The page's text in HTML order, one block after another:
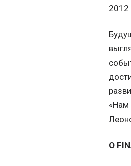
2012
«Нам
О